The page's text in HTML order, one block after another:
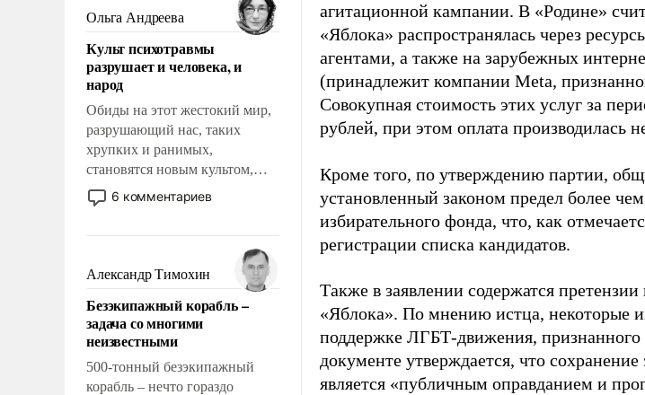
Ольга Андреева
Культ психотравмы
разрушает и человека, и
народ
Обиды на этот жестокий мир,
разрушающий нас, таких
хрупких и ранимых,
становятся новым культом,
постепенно вытесняя и
отменяя традиционное
мужественным и твердым под
ударами судьбы, брать на себя
ответственность, помогать
слабым, идти вперед и
адаптироваться.
6 комментариев
Александр Тимохин
Безэкипажный корабль –
задача со многими
неизвестными
500-тонный безэкипажный
корабль – нечто гораздо
агитационной кампании. В «Родине»
«Яблока» распространялась через
агентами, а также на зарубежных
(принадлежит компании Meta,
Совокупная стоимость этих услуг за
рублей, при этом оплата производилась
Кроме того, по утверждению партии,
установленный законом предел более
избирательного фонда, что, как
регистрации списка кандидатов.
Также в заявлении содержатся
«Яблока». По мнению истца, некоторые
поддержке ЛГБТ-движения,
документе утверждается, что
является «публичным оправданием и